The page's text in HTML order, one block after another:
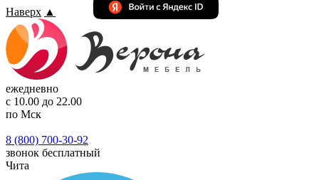
Наверх ▲
ежедневно
с 10.00 до 22.00
по Мск
8 (800) 700-30-92
звонок бесплатный
Чита